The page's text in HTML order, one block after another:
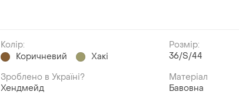
Колір:
Коричневий
Хакі
Розмір:
36/S/44
Зроблено в Україні?
Хендмейд
Матеріал
Бавовна